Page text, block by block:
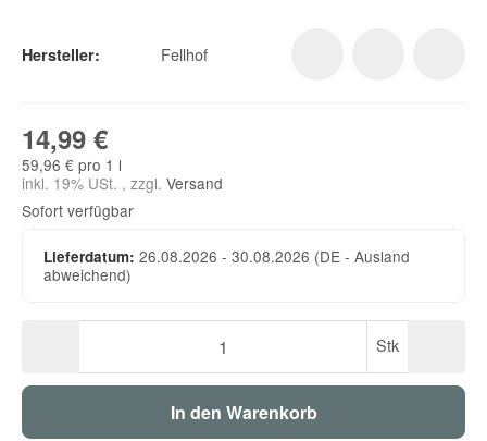
Hersteller: Fellhof
14,99 €
59,96 € pro 1 l
inkl. 19% USt. , zzgl. Versand
Sofort verfügbar
Lieferdatum: 26.08.2026 - 30.08.2026 (DE - Ausland
abweichend)
Stk
In den Warenkorb